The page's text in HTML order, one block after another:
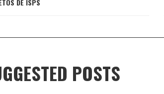
DE ISPS
POSTS